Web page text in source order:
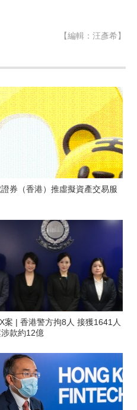
【編輯：汪彥希】
券（香港）推虛擬資產交易服
案 | 香港警方拘8人 接獲1641人
款約12億